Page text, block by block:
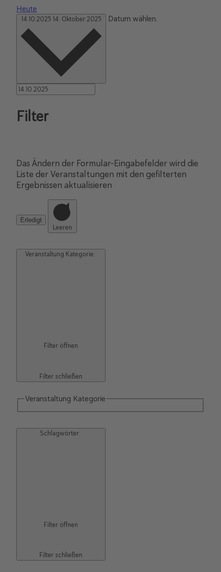
Heute
14.10.2025 14. Oktober 2025 Datum wählen.
Filter
Das Ändern der Formular-Eingabefelder wird die
Liste der Veranstaltungen mit den gefilterten
Ergebnissen aktualisieren
Erledigt
Leeren
Veranstaltung Kategorie:
Filter öffnen
Filter schließen
Veranstaltung Kategorie
Schlagwörter:
Filter öffnen
Filter schließen